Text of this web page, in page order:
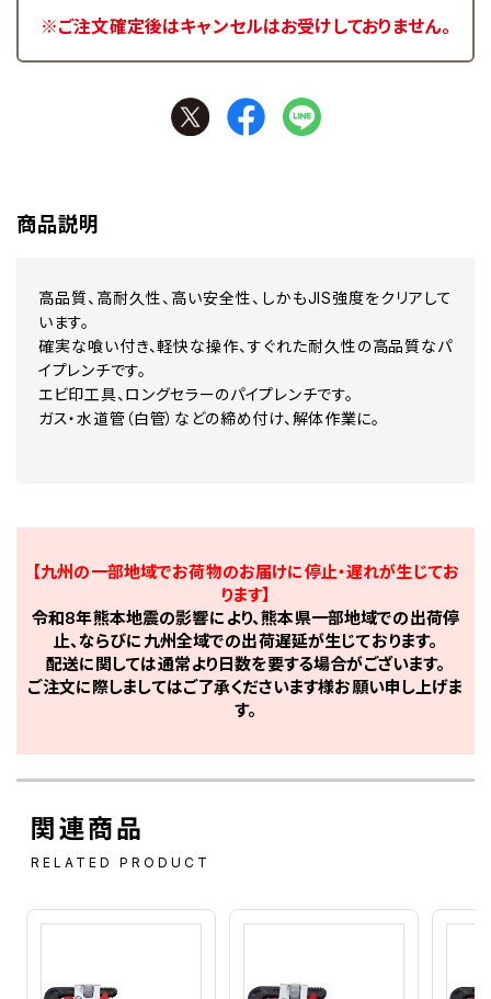
※ご注文確定後はキャンセルはお受けしておりません。
商品説明
高品質、高耐久性、高い安全性、しかもJIS強度をクリアして
います。
確実な喰い付き、軽快な操作、すぐれた耐久性の高品質なパ
イプレンチです。
エビ印工具、ロングセラーのパイプレンチです。
ガス・水道管（白管）などの締め付け、解体作業に。
【九州の一部地域でお荷物のお届けに停止・遅れが生じてお
ります】
令和8年熊本地震の影響により、熊本県一部地域での出荷停
止、ならびに九州全域での出荷遅延が生じております。
配送に関しては通常より日数を要する場合がございます。
ご注文に際しましてはご了承くださいます様お願い申し上げま
す。
関連商品
RELATED PRODUCT